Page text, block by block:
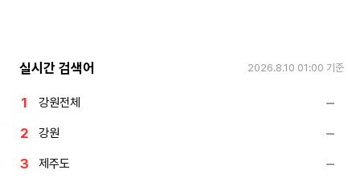
실시간 검색어 2026.8.10 01:00 기준
강원전체
강원
제주도